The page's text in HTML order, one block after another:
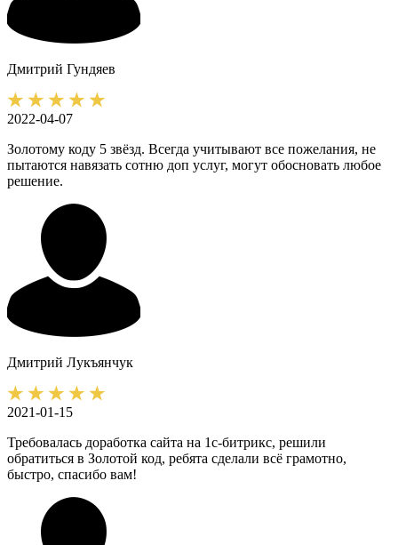
Дмитрий Гундяев
2022-04-07
Золотому коду 5 звёзд. Всегда учитывают все пожелания, не
пытаются навязать сотню доп услуг, могут обосновать любое
решение.
Дмитрий Лукъянчук
2021-01-15
Требовалась доработка сайта на 1с-битрикс, решили
обратиться в Золотой код, ребята сделали всё грамотно,
быстро, спасибо вам!